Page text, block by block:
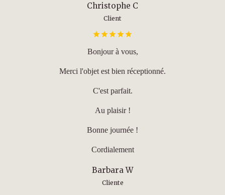
Christophe C
Client
Bonjour à vous,
Merci l'objet est bien réceptionné.
C'est parfait.
Au plaisir !
Bonne journée !
Cordialement
Barbara W
Cliente